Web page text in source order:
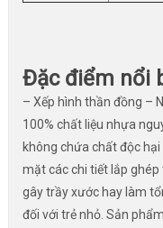
Đặc điểm nổi
– Xếp hình thần đồng –
100% chất liệu nhựa
không chứa chất độc
mặt các chi tiết lắp
gây trầy xước hay làm
đối với trẻ nhỏ. Sản